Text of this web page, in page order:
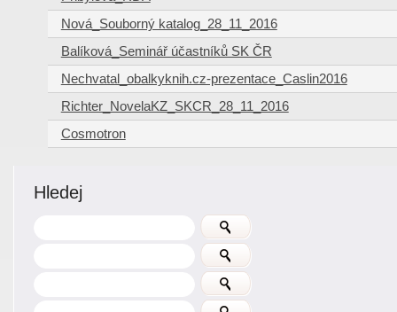
Nová_Souborný katalog_28_11_2016
Balíková_Seminář účastníků SK ČR
Nechvatal_obalkyknih.cz-prezentace_Caslin2016
Richter_NovelaKZ_SKCR_28_11_2016
Cosmotron
Hledej